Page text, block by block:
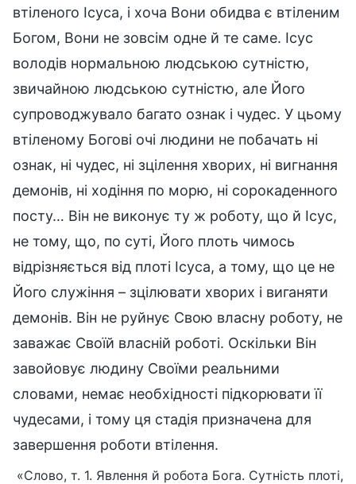
втіленого Ісуса, і хоча Вони обидва є втіленим
Богом, Вони не зовсім одне й те саме. Ісус
володів нормальною людською сутністю,
звичайною людською сутністю, але Його
супроводжувало багато ознак і чудес. У цьому
втіленому Богові очі людини не побачать ні
ознак, ні чудес, ні зцілення хворих, ні вигнання
демонів, ні ходіння по морю, ні сорокаденного
посту… Він не виконує ту ж роботу, що й Ісус,
не тому, що, по суті, Його плоть чимось
відрізняється від плоті Ісуса, а тому, що це не
Його служіння – зцілювати хворих і виганяти
демонів. Він не руйнує Свою власну роботу, не
заважає Своїй власній роботі. Оскільки Він
завойовує людину Своїми реальними
словами, немає необхідності підкорювати її
чудесами, і тому ця стадія призначена для
завершення роботи втілення.
«Слово, т. 1. Явлення й робота Бога. Сутність плоті,